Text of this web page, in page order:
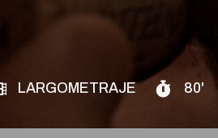
LARGOMETRAJE 80'